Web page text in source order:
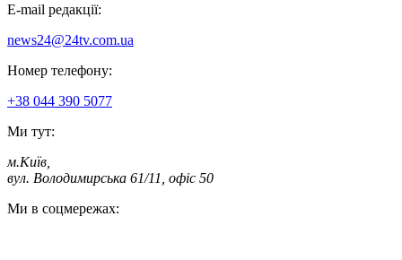
E-mail редакції:
news24@24tv.com.ua
Номер телефону:
+38 044 390 5077
Ми тут:
м.Київ
вул. Володимирська 61/11, офіс 50
Ми в соцмережах: